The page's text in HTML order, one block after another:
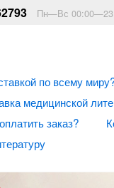
Пн—Вс
по всему
медицинской
заказ?